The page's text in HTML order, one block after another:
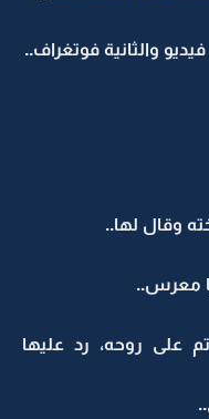
والثانية فوتغراف..
وقال لها..
معرس..
على روحه، رد عليها